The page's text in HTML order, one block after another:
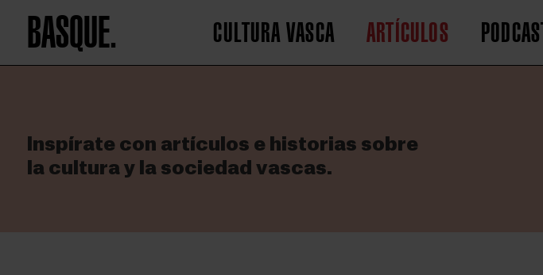
BASQUE. CULTURA VASCA ARTÍCULOS
Inspírate con artículos e historias sobre
la cultura y la sociedad vascas.